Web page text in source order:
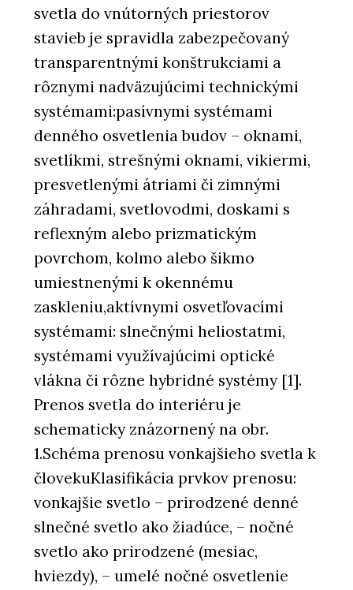
svetla do vnútorných priestorov
stavieb je spravidla zabezpečovaný
transparentnými konštrukciami a
rôznymi nadväzujúcimi technickými
systémami:pasívnymi systémami
denného osvetlenia budov – oknami,
svetlíkmi, strešnými oknami, vikiermi,
presvetlenými átriami či zimnými
záhradami, svetlovodmi, doskami s
reflexným alebo prizmatickým
povrchom, kolmo alebo šikmo
umiestnenými k okennému
zaskleniu,aktívnymi osvetľovacími
systémami: slnečnými heliostatmi,
systémami využívajúcimi optické
vlákna či rôzne hybridné systémy [1].
Prenos svetla do interiéru je
schematicky znázornený na obr.
1.Schéma prenosu vonkajšieho svetla k
človekuKlasifikácia prvkov prenosu:
vonkajšie svetlo – prirodzené denné
slnečné svetlo ako žiadúce, – nočné
svetlo ako prirodzené (mesiac,
hviezdy), – umelé nočné osvetlenie